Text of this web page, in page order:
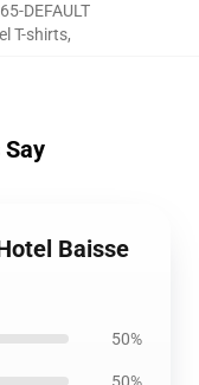
DEFAULT
T-shirts,
Baisse
50%